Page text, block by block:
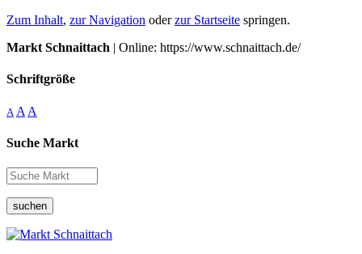
Zum Inhalt, zur Navigation oderzur Startseite springen.
Markt Schnaittach | Online: https://www.schnaittach.de/
Schriftgröße
A A A
Suche Markt
suchen